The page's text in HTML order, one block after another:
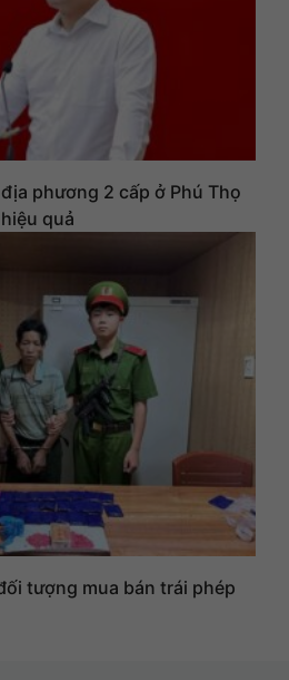
phương 2 cấp ở Phú Thọ
quả
tượng mua bán trái phép